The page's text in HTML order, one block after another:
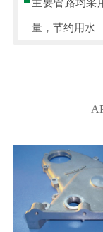
主要管路均采
量，节约用水